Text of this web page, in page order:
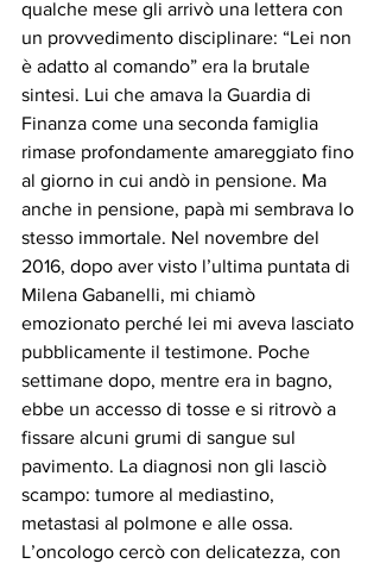
qualche mese gli arrivò una lettera con
un provvedimento disciplinare: “Lei non
è adatto al comando” era la brutale
sintesi. Lui che amava la Guardia di
Finanza come una seconda famiglia
rimase profondamente amareggiato fino
al giorno in cui andò in pensione. Ma
anche in pensione, papà mi sembrava lo
stesso immortale. Nel novembre del
2016, dopo aver visto l’ultima puntata di
Milena Gabanelli, mi chiamò
emozionato perché lei mi aveva lasciato
pubblicamente il testimone. Poche
settimane dopo, mentre era in bagno,
ebbe un accesso di tosse e si ritrovò a
fissare alcuni grumi di sangue sul
pavimento. La diagnosi non gli lasciò
scampo: tumore al mediastino,
metastasi al polmone e alle ossa.
L’oncologo cercò con delicatezza, con